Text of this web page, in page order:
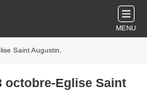
MENU
Saint Augustin.
octobre-Eglise Saint